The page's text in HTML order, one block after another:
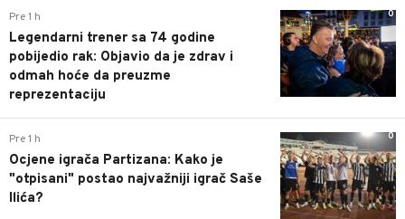
0
Pre 1 h
Legendarni trener sa 74 godine
pobijedio rak: Objavio da je zdrav i
odmah hoće da preuzme
reprezentaciju
0
Pre 1 h
Ocjene igrača Partizana: Kako je
"otpisani" postao najvažniji igrač Saše
Ilića?